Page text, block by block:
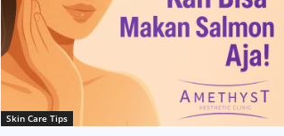
Skin Care Tips